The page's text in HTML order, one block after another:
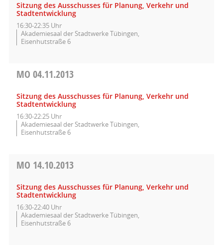
Sitzung des Ausschusses für Planung, Verkehr und
Stadtentwicklung
16:30-22:35 Uhr
Akademiesaal der Stadtwerke Tübingen,
Eisenhutstraße 6
MO 04.11.2013
Sitzung des Ausschusses für Planung, Verkehr und
Stadtentwicklung
16:30-22:25 Uhr
Akademiesaal der Stadtwerke Tübingen,
Eisenhutstraße 6
MO 14.10.2013
Sitzung des Ausschusses für Planung, Verkehr und
Stadtentwicklung
16:30-22:40 Uhr
Akademiesaal der Stadtwerke Tübingen,
Eisenhutstraße 6